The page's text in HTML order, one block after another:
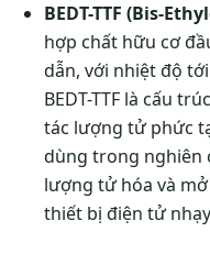
BEDT-TTF (Bis-
hợp chất hữu cơ
dẫn, với nhiệt độ
BEDT-TTF là cấu
tác lượng tử phức
dùng trong nghiên
lượng tử hóa và
thiết bị điện tử